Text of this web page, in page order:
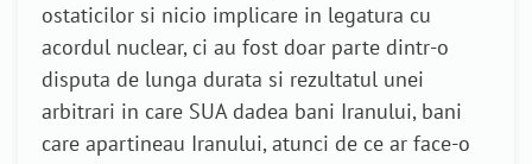
ostaticilor si nicio implicare in legatura cu
acordul nuclear, ci au fost doar parte dintr-o
disputa de lunga durata si rezultatul unei
arbitrari in care SUA dadea bani Iranului, bani
care apartineau Iranului, atunci de ce ar face-o